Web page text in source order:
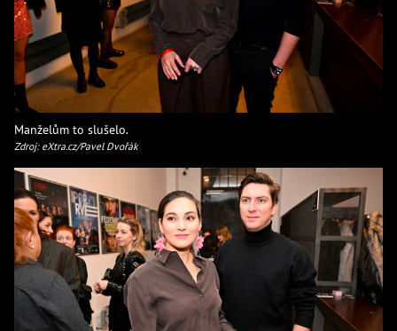
Manželům to slušelo.
Zdroj: eXtra.cz/Pavel Dvořák